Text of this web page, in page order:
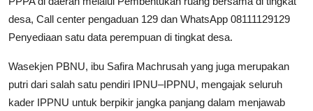
desa, Call center pengaduan 129 dan WhatsApp 08111129129
Penyediaan satu data perempuan di tingkat desa.
Wasekjen PBNU, ibu Safira Machrusah yang juga merupakan
putri dari salah satu pendiri IPNU–IPPNU, mengajak seluruh
kader IPPNU untuk berpikir jangka panjang dalam menjawab